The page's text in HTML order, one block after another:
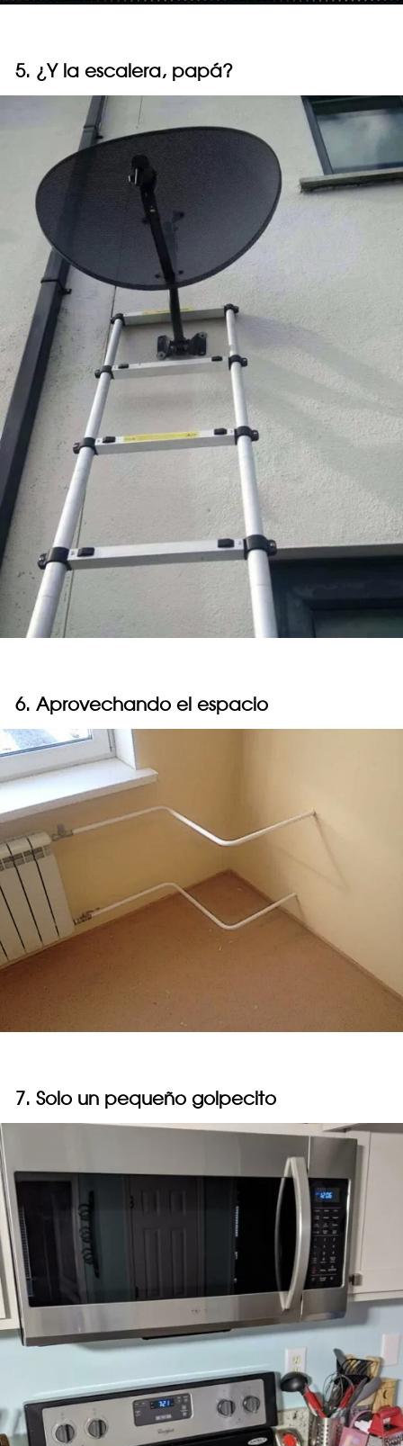
5. ¿Y la escalera, papá?
6. Aprovechando el espacio
7. Solo un pequeño golpecito